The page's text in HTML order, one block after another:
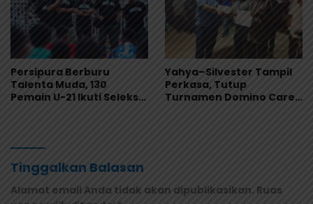
Persipura Berburu
Talenta Muda, 130
Pemain U-21 Ikuti Seleksi
Yahya–Silvester Tampil
Perkasa, Tutup
Turnamen Domino Carel
Tinggalkan Balasan
Alamat email Anda tidak akan dipublikasikan. Ruas